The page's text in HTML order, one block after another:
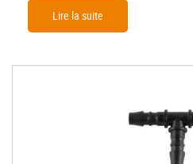
Lire la suite